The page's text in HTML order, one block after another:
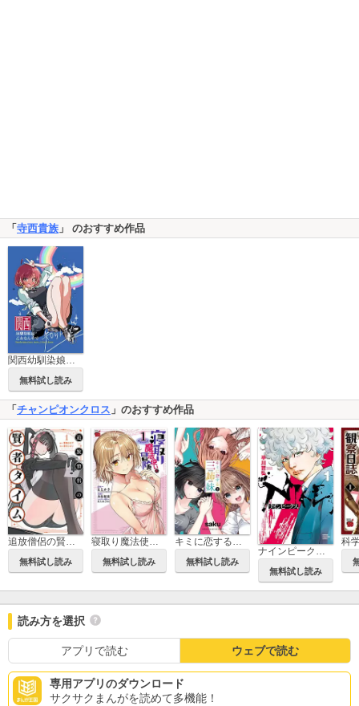
「寺西貴族 」 のおすすめ作品
無料試し読み
「 チャンピオンクロス 」のおすすめ作品
追放僧侶の賢者タイム
無料試し読み
寝取り魔法使いの冒険
無料試し読み
キミに恋する三姉妹
無料試し読み
ナインピークス NINE PEAKS
無料試し読み
読み方を選択
アプリで読む ウェブで読む
専用アプリのダウンロード
サクサクまんがを読めて多機能！